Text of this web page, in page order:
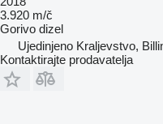
3.920 m/č
Gorivo dizel
Ujedinjeno Kraljevstvo,
Kontaktirajte prodavatelja